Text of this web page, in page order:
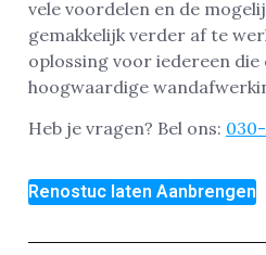
vele voordelen en de
gemakkelijk verder af te
oplossing voor iedereen die
hoogwaardige
Heb je vragen? Bel ons:
Renostuc laten Aanbrengen